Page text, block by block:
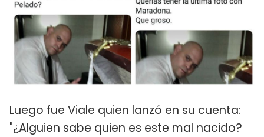
Luego fue Viale quien lanzó en su cuenta:
"¿Alguien sabe quien es este mal nacido?